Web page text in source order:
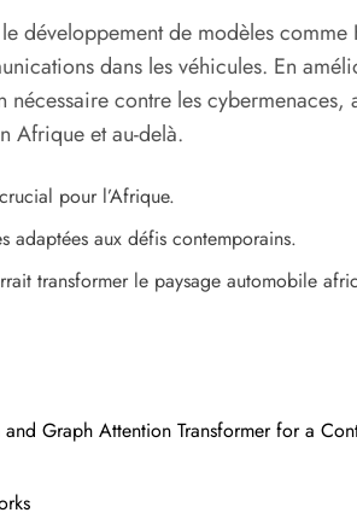
développement de modèles comme
dans les véhicules. En
contre les cybermenaces,
Afrique et au-delà.
pour l’Afrique.
adaptées aux défis contemporains.
transformer le paysage automobile
Graph Attention Transformer for a